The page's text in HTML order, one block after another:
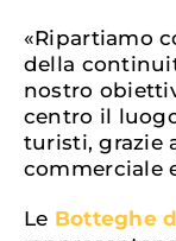
«Ripartiamo
della
nostro
centro il
turisti, grazie
commerciale
Le Botteghe